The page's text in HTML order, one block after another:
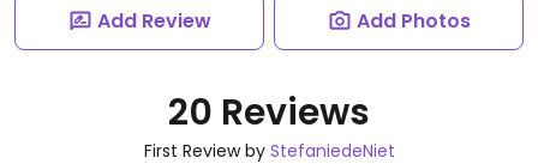
Add Review Add Photos
20 Reviews
First Review by StefaniedeNiet